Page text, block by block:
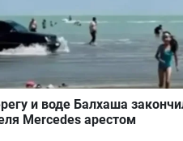
и воде Балхаша
Mercedes арестом